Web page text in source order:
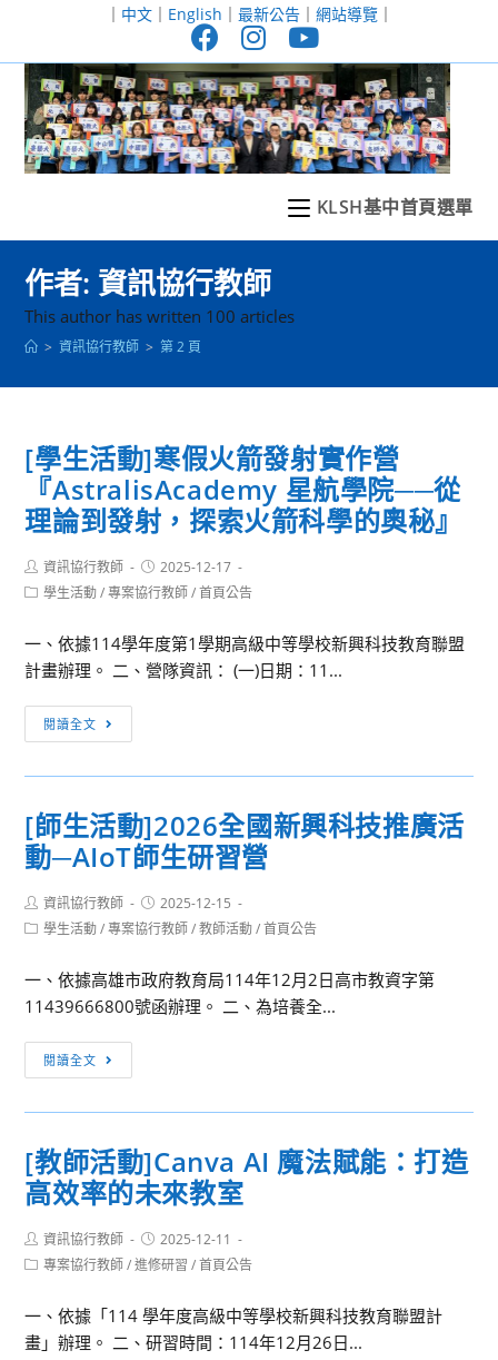
至
｜ 中文｜ English ｜ 最新公告｜ 網站導覽｜
KLSH基中首頁選單
作者: 資訊協行教師
This author has written 100 articles
> 資訊協行教師 > 第 2 頁
[學生活動]寒假火箭發射實作營
『AstralisAcademy 星航學院──從
理論到發射，探索火箭科學的奧秘』
Post
author:
資訊協行教師
Post
published:
2025-12-17
Post學生活動 / 專案協行教師 / 首頁公告
一、依據114學年度第1學期高級中等學校新興科技教育聯盟
計畫辦理。 二、營隊資訊： (一)日期：11...
閱讀全文
生
活
寒
假
箭
發
實
作
營
航
學
院
──
理
到
發
[師生活動]2026全國新興科技推廣活
動─AIoT師生研習營
Post
author:
資訊協行教師
Post
published:
2025-12-15
Post學生活動 / 專案協行教師 / 教師活動 / 首頁公告
一、依據高雄市政府教育局114年12月2日高市教資字第
11439666800號函辦理。 二、為培養全...
閱讀全文
生
活
全
國
興
科
推
廣
[教師活動]Canva AI 魔法賦能：打造
高效率的未來教室
Post
author:
資訊協行教師
Post
published:
2025-12-11
Post專案協行教師 / 進修研習 / 首頁公告
一、依據「114 學年度高級中等學校新興科技教育聯盟計
畫」辦理。 二、研習時間：114年12月26日...